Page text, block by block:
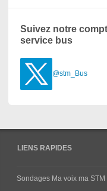
Suivez notre
service bus
@stm_Bus
LIENS RAPIDES
Sondages Ma voix ma STM